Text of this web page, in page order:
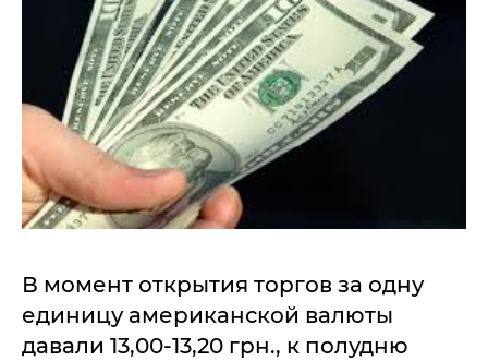
В момент открытия торгов за одну
единицу американской валюты
давали 13,00-13,20 грн., к полудню